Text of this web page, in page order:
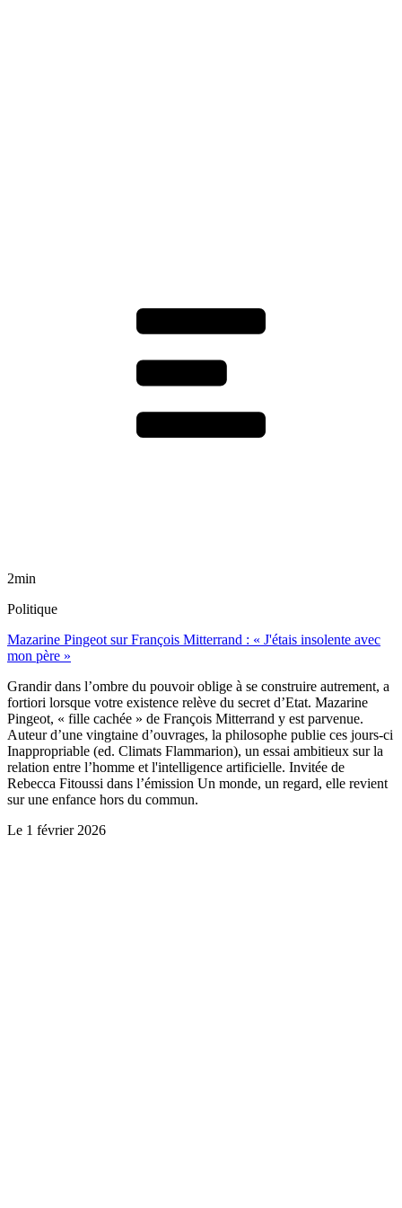
2min
Politique
Mazarine Pingeot sur François Mitterrand : « J'étais insolente avec
mon père »
Grandir dans l’ombre du pouvoir oblige à se construire autrement, a
fortiori lorsque votre existence relève du secret d’Etat. Mazarine
Pingeot, « fille cachée » de François Mitterrand y est parvenue.
Auteur d’une vingtaine d’ouvrages, la philosophe publie ces jours-ci
Inappropriable (ed. Climats Flammarion), un essai ambitieux sur la
relation entre l’homme et l'intelligence artificielle. Invitée de
Rebecca Fitoussi dans l’émission Un monde, un regard, elle revient
sur une enfance hors du commun.
Le 1 février 2026